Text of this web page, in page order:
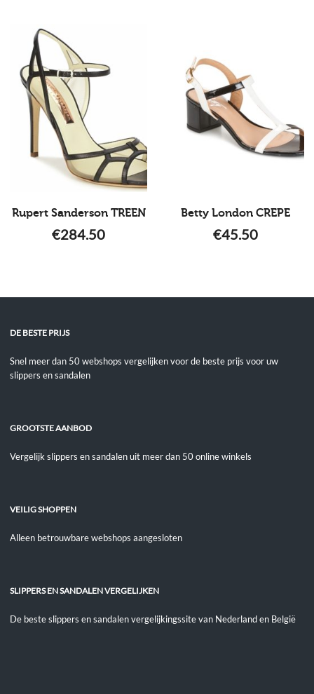
Rupert Sanderson TREEN
€284.50
Betty London CREPE
€45.50
DE BESTE PRIJS
Snel meer dan 50 webshops vergelijken voor de beste prijs voor uw
slippers en sandalen
GROOTSTE AANBOD
Vergelijk slippers en sandalen uit meer dan 50 online winkels
VEILIG SHOPPEN
Alleen betrouwbare webshops aangesloten
SLIPPERS EN SANDALEN VERGELIJKEN
De beste slippers en sandalen vergelijkingssite van Nederland en België